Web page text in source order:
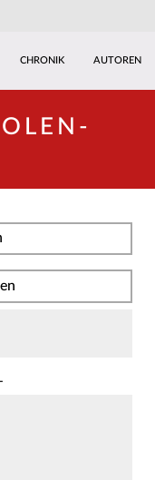
CHRONIK AUTOREN